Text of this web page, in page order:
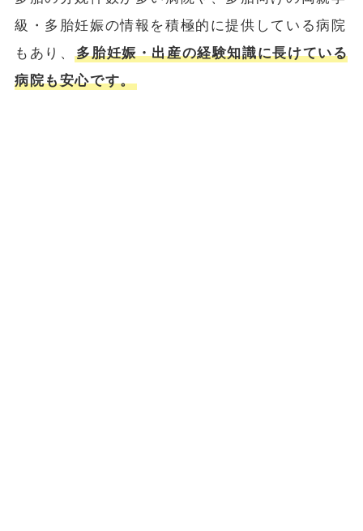
級・多胎妊娠の情報を積極的に提供している病院
もあり、多胎妊娠・出産の経験知識に長けている
病院も安心です。